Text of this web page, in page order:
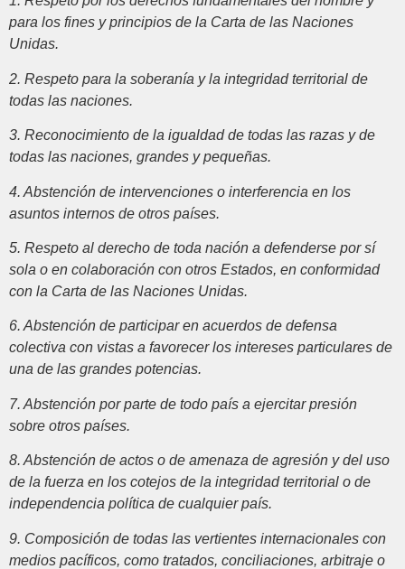
para los fines y principios de la Carta de las Naciones
Unidas.
2. Respeto para la soberanía y la integridad territorial de
todas las naciones.
3. Reconocimiento de la igualdad de todas las razas y de
todas las naciones, grandes y pequeñas.
4. Abstención de intervenciones o interferencia en los
asuntos internos de otros países.
5. Respeto al derecho de toda nación a defenderse por sí
sola o en colaboración con otros Estados, en conformidad
con la Carta de las Naciones Unidas.
6. Abstención de participar en acuerdos de defensa
colectiva con vistas a favorecer los intereses particulares de
una de las grandes potencias.
7. Abstención por parte de todo país a ejercitar presión
sobre otros países.
8. Abstención de actos o de amenaza de agresión y del uso
de la fuerza en los cotejos de la integridad territorial o de
independencia política de cualquier país.
9. Composición de todas las vertientes internacionales con
medios pacíficos, como tratados, conciliaciones, arbitraje o